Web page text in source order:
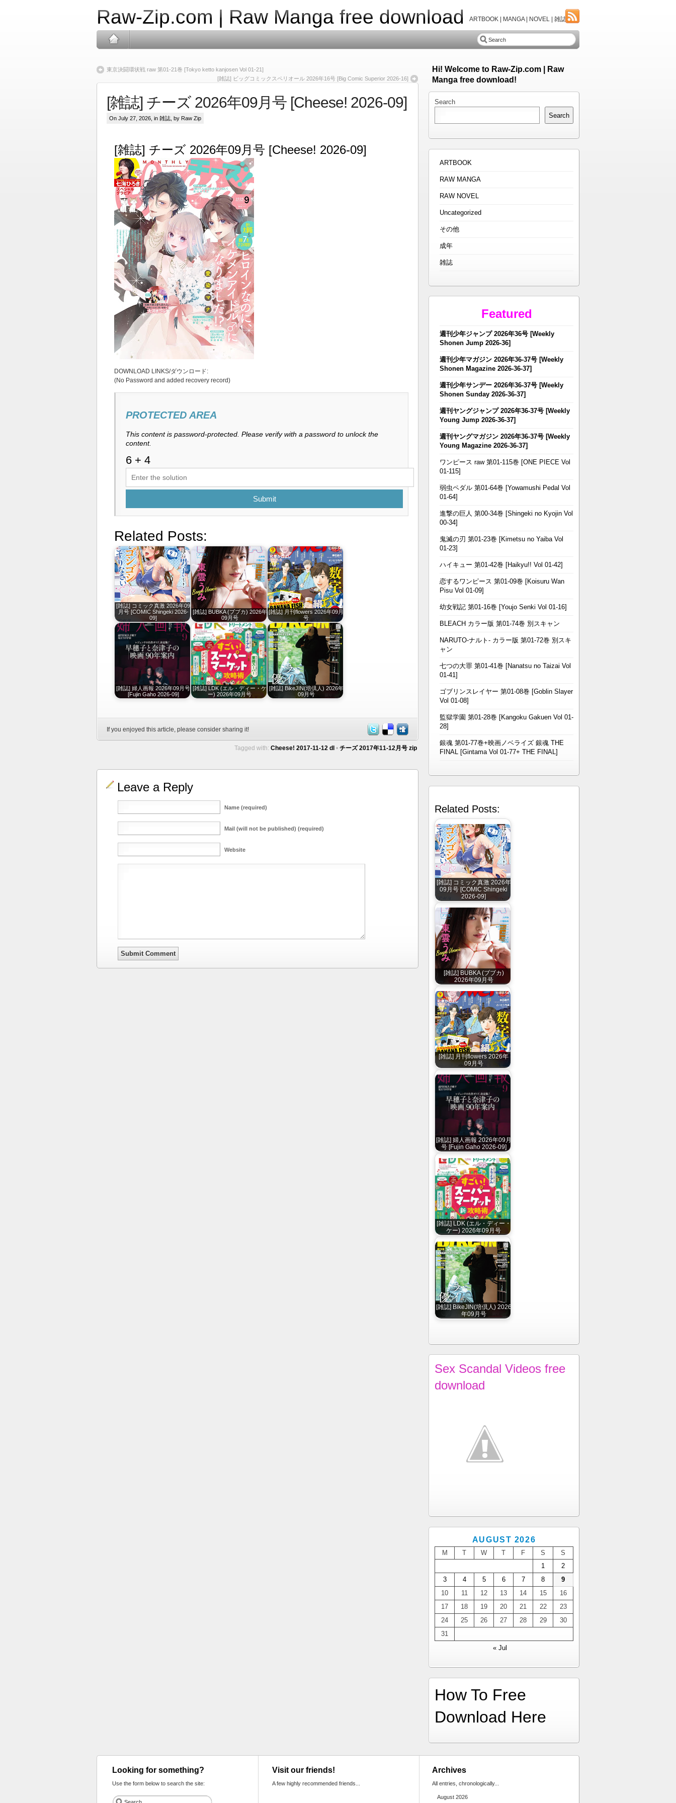
Raw-Zip.com | Raw Manga free download ARTBOOK | MANGA | NOVEL | 雑誌
東京決闘環状戦 raw 第01-21巻 [Tokyo ketto kanjosen Vol 01-21]
[雑誌] ビッグコミックスペリオール 2026年16号 [Big Comic Superior 2026-16]
[雑誌] チーズ 2026年09月号 [Cheese! 2026-09]
On July 27, 2026, in 雑誌 , by Raw Zip
[雑誌] チーズ 2026年09月号 [Cheese! 2026-09]
DOWNLOAD LINKS/ダウンロード:
(No Password and added recovery record)
PROTECTED AREA
This content is password-protected. Please verify with a password to unlock the
content.
Submit
Related Posts:
[雑誌] コミック真激 2026年09
月号 [COMIC Shingeki 2026-
09]
[雑誌] BUBKA (ブブカ) 2026年
09月号
[雑誌] 月刊flowers 2026年09月
号
[雑誌] 婦人画報 2026年09月号
[Fujin Gaho 2026-09]
[雑誌] LDK (エル・ディー・ケ
ー) 2026年09月号
[雑誌] BikeJIN(培倶人) 2026年
09月号
If you enjoyed this article, please consider sharing it!
Tagged with: Cheese! 2017-11-12 dl • チーズ 2017年11-12月号 zip
Leave a Reply
Name (required)
Mail (will not be published) (required)
Website
Hi! Welcome to Raw-Zip.com | Raw
Manga free download!
Search
Search
ARTBOOK
RAW MANGA
RAW NOVEL
Uncategorized
その他
成年
雑誌
Featured
週刊少年ジャンプ 2026年36号 [Weekly
Shonen Jump 2026-36]
週刊少年マガジン 2026年36-37号 [Weekly
Shonen Magazine 2026-36-37]
週刊少年サンデー 2026年36-37号 [Weekly
Shonen Sunday 2026-36-37]
週刊ヤングジャンプ 2026年36-37号 [Weekly
Young Jump 2026-36-37]
週刊ヤングマガジン 2026年36-37号 [Weekly
Young Magazine 2026-36-37]
ワンピース raw 第01-115巻 [ONE PIECE Vol
01-115]
弱虫ペダル 第01-64巻 [Yowamushi Pedal Vol
01-64]
進撃の巨人 第00-34巻 [Shingeki no Kyojin Vol
00-34]
鬼滅の刃 第01-23巻 [Kimetsu no Yaiba Vol
01-23]
ハイキュー 第01-42巻 [Haikyu!! Vol 01-42]
恋するワンピース 第01-09巻 [Koisuru Wan
Pisu Vol 01-09]
幼女戦記 第01-16巻 [Youjo Senki Vol 01-16]
BLEACH カラー版 第01-74巻 別スキャン
NARUTO-ナルト- カラー版 第01-72巻 別スキ
ャン
七つの大罪 第01-41巻 [Nanatsu no Taizai Vol
01-41]
ゴブリンスレイヤー 第01-08巻 [Goblin Slayer
Vol 01-08]
監獄学園 第01-28巻 [Kangoku Gakuen Vol 01-
28]
銀魂 第01-77巻+映画ノベライズ 銀魂 THE
FINAL [Gintama Vol 01-77+ THE FINAL]
Related Posts:
[雑誌] コミック真激 2026年
09月号 [COMIC Shingeki
2026-09]
[雑誌] BUBKA (ブブカ)
2026年09月号
[雑誌] 月刊flowers 2026年
09月号
[雑誌] 婦人画報 2026年09月
号 [Fujin Gaho 2026-09]
[雑誌] LDK (エル・ディー・
ケー) 2026年09月号
[雑誌] BikeJIN(培倶人) 2026
年09月号
Sex Scandal Videos free
download
AUGUST 2026
M T W T F S
S
1
2
3
4 5 6 7 8
9
10
11 12 13 14 15
16
17
18 19 20 21 22
23
24
25 26 27 28 29
30
31
« Jul
How To Free
Download Here
Looking for something?
Use the form below to search the site:
Visit our friends!
A few highly recommended friends...
Archives
All entries, chronologically...
August 2026